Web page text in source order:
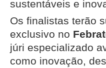
sustentáveis e
Os finalistas terão
exclusivo no
júri especializado
como inovação,